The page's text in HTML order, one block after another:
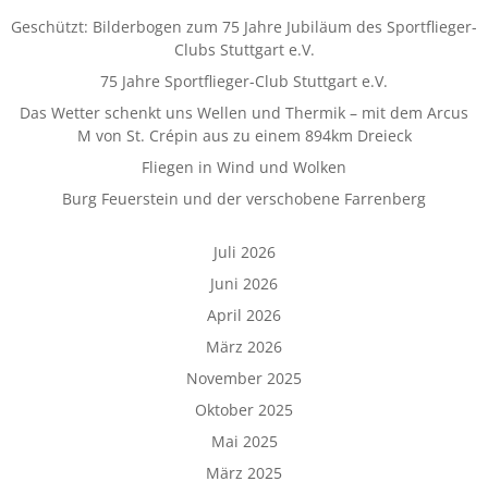
Geschützt: Bilderbogen zum 75 Jahre Jubiläum des Sportflieger-
Clubs Stuttgart e.V.
75 Jahre Sportflieger-Club Stuttgart e.V.
Das Wetter schenkt uns Wellen und Thermik – mit dem Arcus
M von St. Crépin aus zu einem 894km Dreieck
Fliegen in Wind und Wolken
Burg Feuerstein und der verschobene Farrenberg
Juli 2026
Juni 2026
April 2026
März 2026
November 2025
Oktober 2025
Mai 2025
März 2025